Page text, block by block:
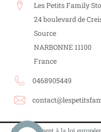
Les Petits Family
24 boulevard de
Source
NARBONNE 11100
France
0468905449